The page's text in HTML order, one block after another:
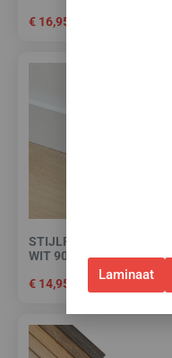
€ 16,95
STIJLPLINT AMSTERDAM
WIT 9010 FOLIE 7 CM.
€ 14,95
Laminaat